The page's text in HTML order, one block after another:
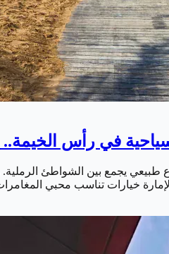
في رأس الخيمة..
يجمع بين الشواطئ الرملية.